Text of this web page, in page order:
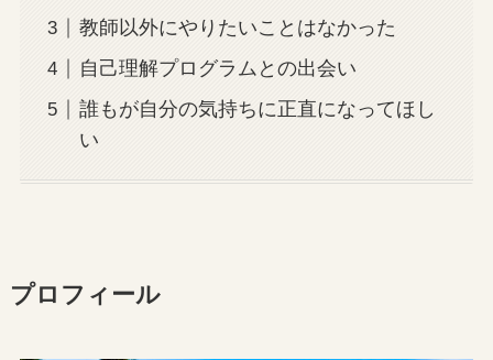
教師以外にやりたいことはなかった
自己理解プログラムとの出会い
誰もが自分の気持ちに正直になってほし
い
プロフィール